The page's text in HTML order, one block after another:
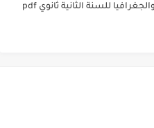
منهاج التاريخ والجغرافيا للسنة الثانية ثانوي pdf